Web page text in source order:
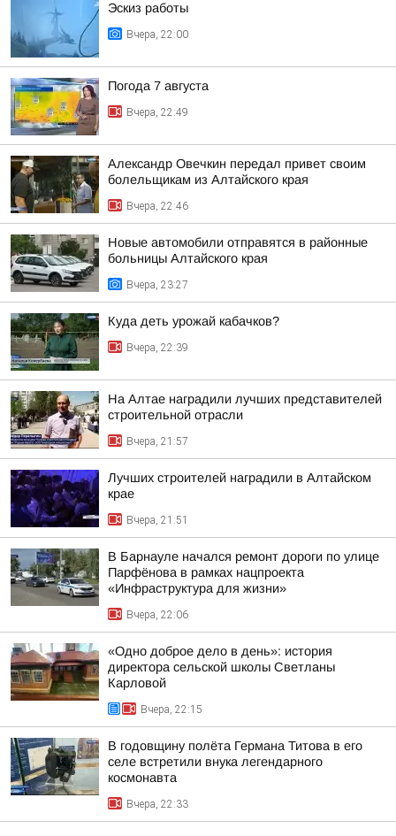
Эскиз работы
Вчера, 22:00
Погода 7 августа
Вчера, 22:49
Александр Овечкин передал привет своим
болельщикам из Алтайского края
Вчера, 22:46
Новые автомобили отправятся в районные
больницы Алтайского края
Вчера, 23:27
Куда деть урожай кабачков?
Вчера, 22:39
На Алтае наградили лучших представителей
строительной отрасли
Вчера, 21:57
Лучших строителей наградили в Алтайском
крае
Вчера, 21:51
В Барнауле начался ремонт дороги по улице
Парфёнова в рамках нацпроекта
«Инфраструктура для жизни»
Вчера, 22:06
«Одно доброе дело в день»: история
директора сельской школы Светланы
Карловой
Вчера, 22:15
В годовщину полёта Германа Титова в его
селе встретили внука легендарного
космонавта
Вчера, 22:33